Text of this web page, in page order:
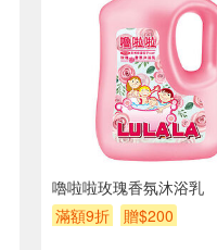
嚕啦啦玫瑰香氛沐浴乳
滿額9折
贈$200